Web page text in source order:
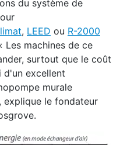
du système de
, LEED ou R-2000
Les machines de ce
surtout que le coût
d'un excellent
murale
explique le fondateur